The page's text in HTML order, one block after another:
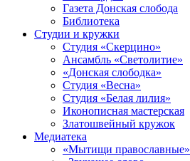
Газета Донская слобода
Библиотека
Студии и кружки
Студия «Скерцино»
Ансамбль «Светолитие»
«Донская слободка»
Студия «Весна»
Студия «Белая лилия»
Иконописная мастерская
Златошвейный кружок
Медиатека
«Мытищи православные»